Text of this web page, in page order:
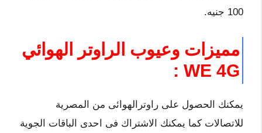
100 جنيه.
مميزات وعيوب الراوتر الهوائي
WE 4G :
يمكنك الحصول على راوترالهوائى من المصرية
للاتصالات كما يمكنك الاشتراك فى احدى الباقات الجوية